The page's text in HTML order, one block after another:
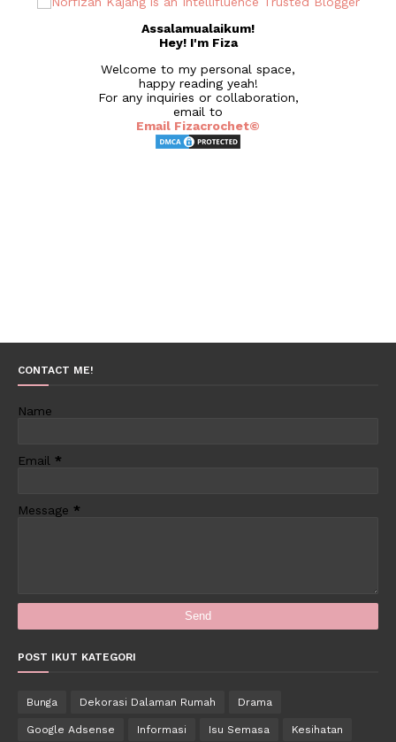
Assalamualaikum!
Hey! I'm Fiza
Welcome to my personal space,
happy reading yeah!
For any inquiries or collaboration,
email to
Email Fizacrochet©
CONTACT ME!
Name
Email *
Message *
POST IKUT KATEGORI
Bunga Dekorasi Dalaman Rumah Drama
Google Adsense Informasi Isu Semasa Kesihatan